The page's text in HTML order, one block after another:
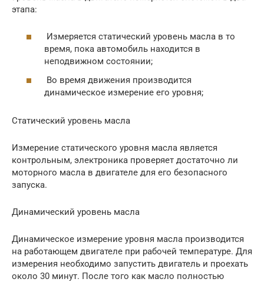
этапа:
Измеряется статический уровень масла в то
время, пока автомобиль находится в
неподвижном состоянии;
Во время движения производится
динамическое измерение его уровня;
Статический уровень масла
Измерение статического уровня масла является
контрольным, электроника проверяет достаточно ли
моторного масла в двигателе для его безопасного
запуска.
Динамический уровень масла
Динамическое измерение уровня масла производится
на работающем двигателе при рабочей температуре. Для
измерения необходимо запустить двигатель и проехать
около 30 минут. После того как масло полностью